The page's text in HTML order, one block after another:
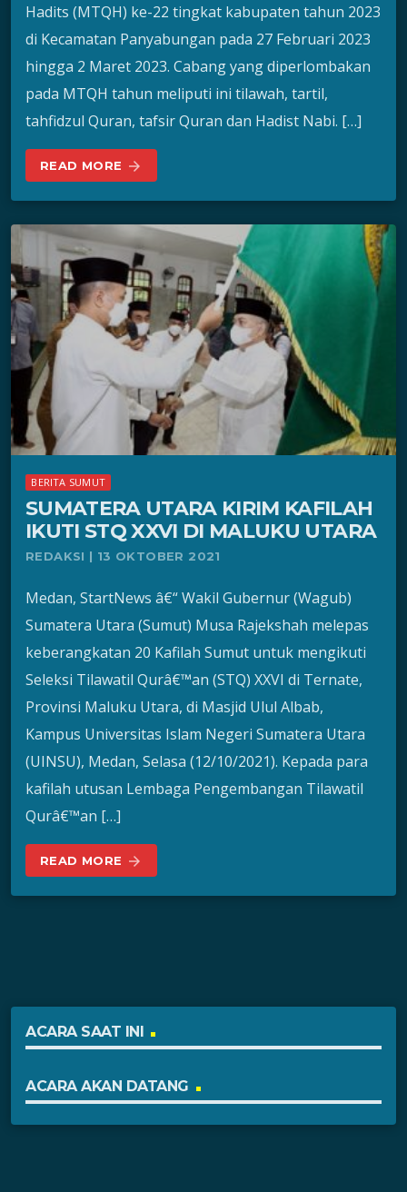
Hadits (MTQH) ke-22 tingkat kabupaten tahun 2023
di Kecamatan Panyabungan pada 27 Februari 2023
hingga 2 Maret 2023. Cabang yang diperlombakan
pada MTQH tahun meliputi ini tilawah, tartil,
tahfidzul Quran, tafsir Quran dan Hadist Nabi. […]
READ MORE arrow_forward
BERITA SUMUT
SUMATERA UTARA KIRIM KAFILAH
IKUTI STQ XXVI DI MALUKU UTARA
REDAKSI | 13 OKTOBER 2021
Medan, StartNews â€“ Wakil Gubernur (Wagub)
Sumatera Utara (Sumut) Musa Rajekshah melepas
keberangkatan 20 Kafilah Sumut untuk mengikuti
Seleksi Tilawatil Qurâ€™an (STQ) XXVI di Ternate,
Provinsi Maluku Utara, di Masjid Ulul Albab,
Kampus Universitas Islam Negeri Sumatera Utara
(UINSU), Medan, Selasa (12/10/2021). Kepada para
kafilah utusan Lembaga Pengembangan Tilawatil
Qurâ€™an […]
READ MORE arrow_forward
ACARA SAAT INI
ACARA AKAN DATANG